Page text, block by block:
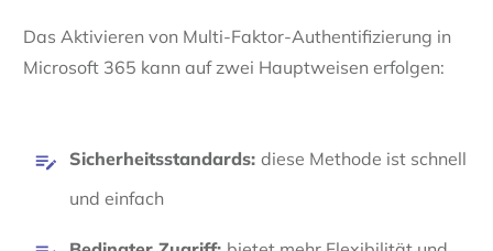
Das Aktivieren von Multi-Faktor-Authentifizierung in
Microsoft 365 kann auf zwei Hauptweisen erfolgen:
Sicherheitsstandards: diese Methode ist schnell
und einfach